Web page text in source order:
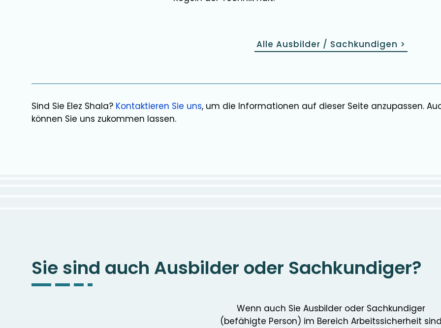
Alle Ausbilder / Sachkundigen >
Sind Sie Elez Shala? Kontaktieren Sie uns, um die Informationen auf dieser Seite anzupassen.
können Sie uns zukommen lassen.
Sie sind auch Ausbilder oder Sachkundiger?
Wenn auch Sie Ausbilder oder Sachkundiger
(befähigte Person) im Bereich Arbeitssicherheit